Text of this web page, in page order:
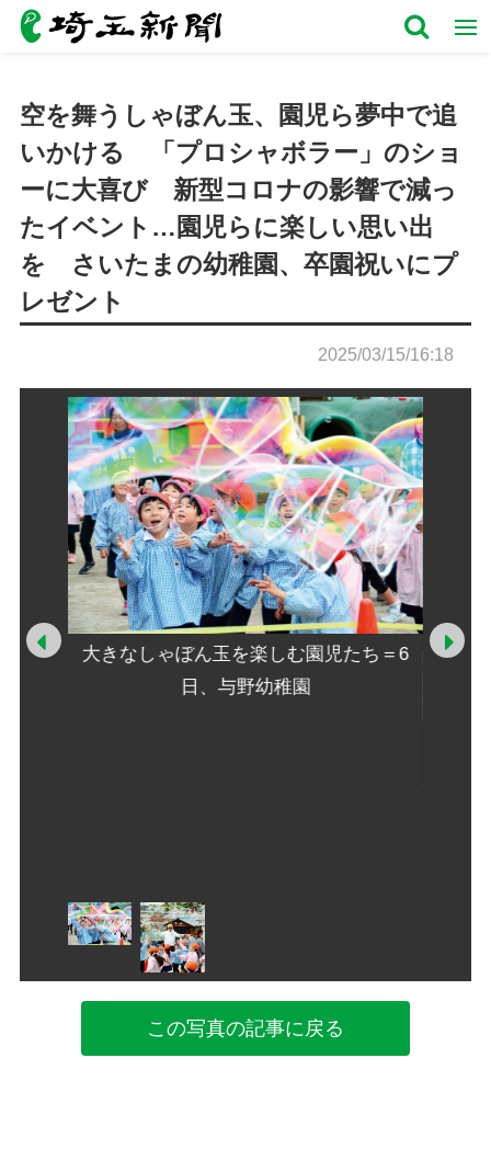
空を舞うしゃぼん玉、園児ら夢中で追
いかける 「プロシャボラー」のショ
ーに大喜び 新型コロナの影響で減っ
たイベント…園児らに楽しい思い出
を さいたまの幼稚園、卒園祝いにプ
レゼント
2025/03/15/16:18
大きなしゃぼん玉を楽しむ園児たち＝6
日、与野幼稚園
Prev
この写真の記事に戻る